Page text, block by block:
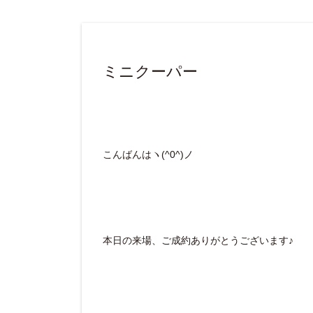
ミニクーパー
こんばんはヽ(^0^)ノ
本日の来場、ご成約ありがとうございます♪